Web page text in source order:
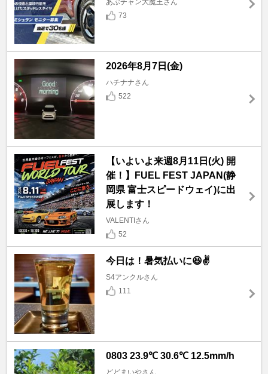
73
2026年8月7日(金)
ハチナナさん
522
【いよいよ来週8月11日(火) 開
催！】FUEL FEST JAPAN(静
岡県 富士スピードウェイ)に出
展します！
VALENTIさん
52
今日は！暑気払いに😆✌️
S4アンクルさん
111
0803 23.9℃ 30.6℃ 12.5mm/h
どどまいやさん